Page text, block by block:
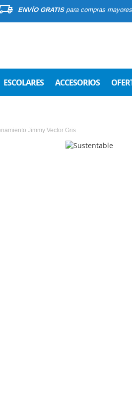
ENVÍO GRATISpara compras
ESCOLARES ACCESORIOS
Jimmy Vector Gris